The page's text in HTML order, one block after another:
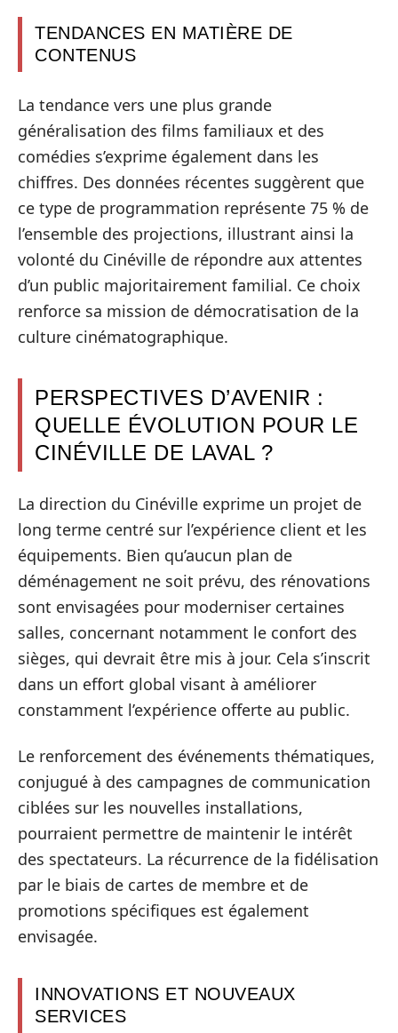
TENDANCES EN MATIÈRE DE
CONTENUS
La tendance vers une plus grande
généralisation des films familiaux et des
comédies s’exprime également dans les
chiffres. Des données récentes suggèrent que
ce type de programmation représente 75 % de
l’ensemble des projections, illustrant ainsi la
volonté du Cinéville de répondre aux attentes
d’un public majoritairement familial. Ce choix
renforce sa mission de démocratisation de la
culture cinématographique.
PERSPECTIVES D’AVENIR :
QUELLE ÉVOLUTION POUR LE
CINÉVILLE DE LAVAL ?
La direction du Cinéville exprime un projet de
long terme centré sur l’expérience client et les
équipements. Bien qu’aucun plan de
déménagement ne soit prévu, des rénovations
sont envisagées pour moderniser certaines
salles, concernant notamment le confort des
sièges, qui devrait être mis à jour. Cela s’inscrit
dans un effort global visant à améliorer
constamment l’expérience offerte au public.
Le renforcement des événements thématiques,
conjugué à des campagnes de communication
ciblées sur les nouvelles installations,
pourraient permettre de maintenir le intérêt
des spectateurs. La récurrence de la fidélisation
par le biais de cartes de membre et de
promotions spécifiques est également
envisagée.
INNOVATIONS ET NOUVEAUX
SERVICES